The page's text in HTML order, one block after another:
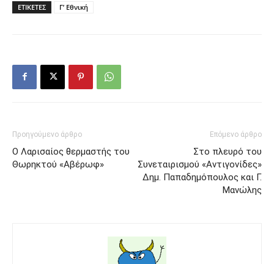
ΕΤΙΚΕΤΕΣ Γ’ Εθνική
Προηγούμενο άρθρο
Ο Λαρισαίος θερμαστής του
Θωρηκτού «Αβέρωφ»
Επόμενο άρθρο
Στο πλευρό του
Συνεταιρισμού «Αντιγονίδες»
Δημ. Παπαδημόπουλος και Γ.
Μανώλης